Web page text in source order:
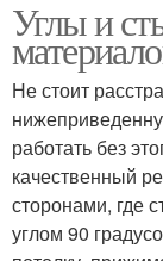
Углы и
Не стоит
работать без
качественный
сторонами, где
углом 90